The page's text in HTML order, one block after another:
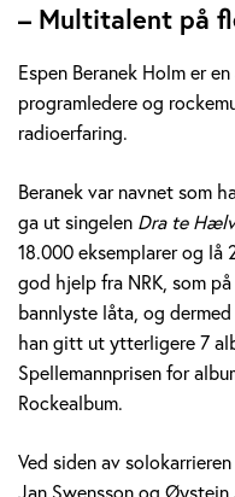
p
e
n
B
e
r
a
n
e
– Multitalent på
Espen Beranek Holm er
programledere og
radioerfaring.
Beranek var navnet som
ga ut singelen Dra te
18.000 eksemplarer og lå
god hjelp fra NRK, som
bannlyste låta, og
han gitt ut ytterligere 7
Spellemannprisen for
Rockealbum.
Ved siden av